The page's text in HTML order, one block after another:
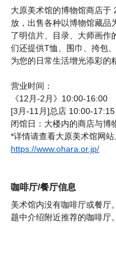
大原美术馆的博物馆商店于
放，出售各种以博物馆藏品
了明信片、目录、大师画作
们还提供T恤、围巾、挎包
为您的日常生活增光添彩的
营业时间：
《12月-2月》10:00-16:00
[3月-11月]总店 10:00-17:15
闭馆日：大楼内的商店与博
*详情请查看大原美术馆网站
https://www.ohara.or.jp/
咖啡厅/餐厅信息
美术馆内没有咖啡厅或餐厅
题中介绍附近推荐的咖啡厅